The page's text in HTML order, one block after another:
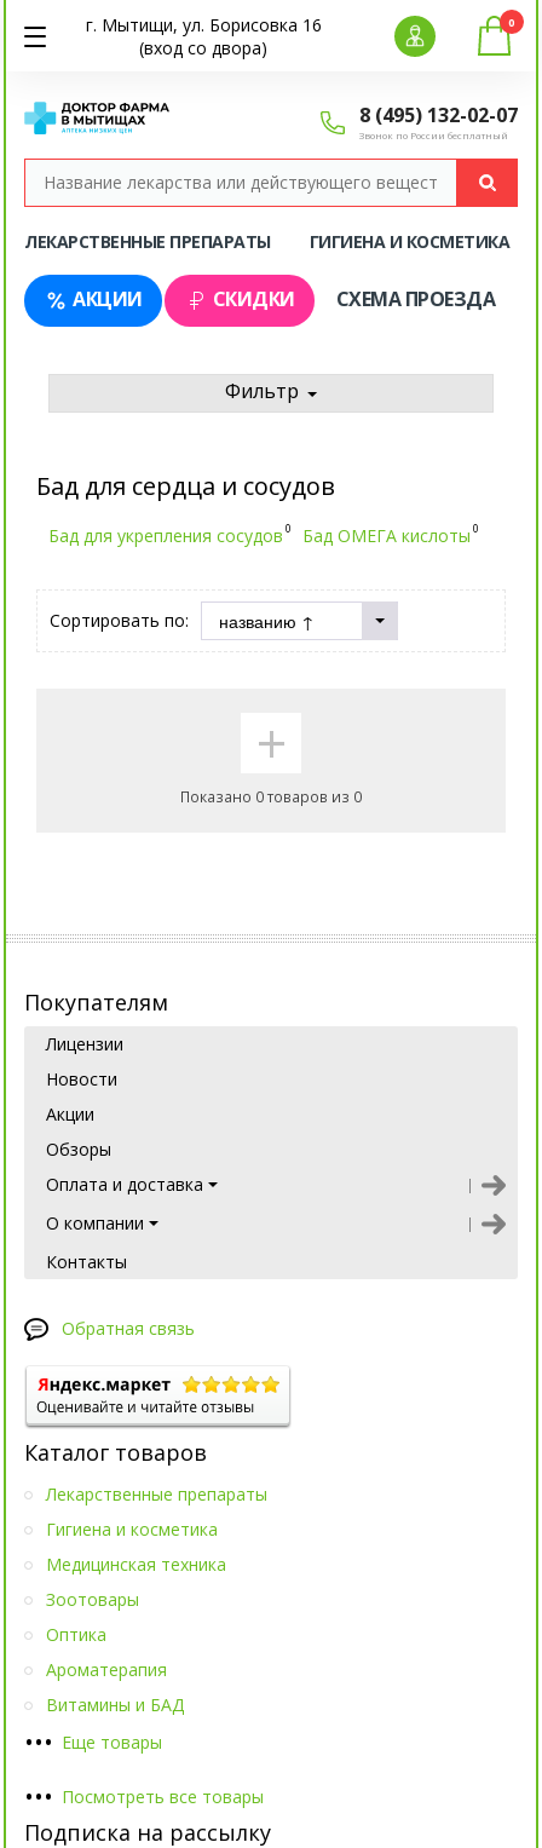
г. Мытищи, ул. Борисовка 16
(вход со двора)
8 (495) 132-02-07
Звонок по России бесплатный
0
ЛЕКАРСТВЕННЫЕ ПРЕПАРАТЫ ГИГИЕНА И КОСМЕТИКА
АКЦИИ СКИДКИ СХЕМА ПРОЕЗДА
Фильтр
Бад для сердца и сосудов
Бад для укрепления сосудов 0 Бад ОМЕГА кислоты 0
Сортировать по:
+
Показано 0 товаров из 0
Покупателям
Лицензии
Новости
Акции
Обзоры
Оплата и доставка
О компании
Контакты
Обратная связь
Каталог товаров
••• Еще товары
Лекарственные препараты
Гигиена и косметика
Медицинская техника
Зоотовары
Оптика
Ароматерапия
Витамины и БАД
••• Посмотреть все товары
Подписка на рассылку